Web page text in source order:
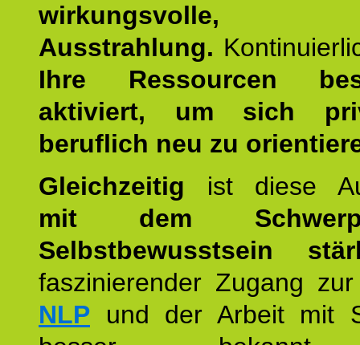
wirkungsvolle,
Ausstrahlung.
Ihre Ressourcen
aktiviert, um sich
beruflich neu zu
Gleichzeitig ist diese
mit dem
Selbstbewusstsein
faszinierender Zugang
NLP und der Arbeit mit